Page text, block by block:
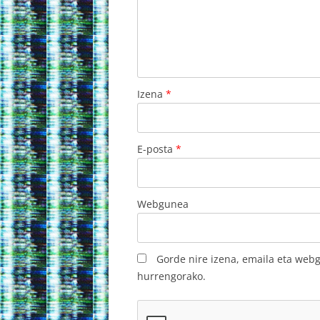
Izena *
E-posta *
Webgunea
Gorde nire izena, emaila eta
hurrengorako.